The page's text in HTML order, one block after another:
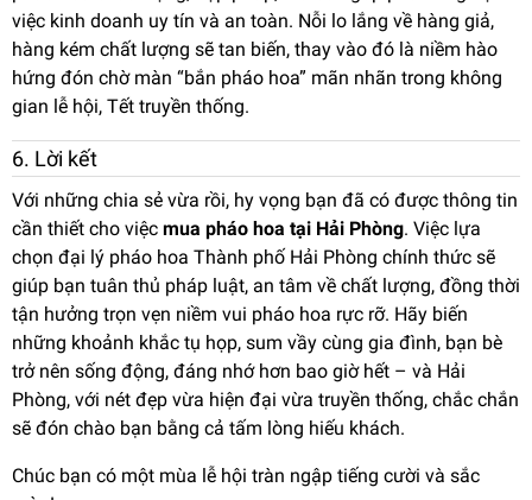
việc kinh doanh uy tín và an toàn. Nỗi lo lắng về hàng giả,
hàng kém chất lượng sẽ tan biến, thay vào đó là niềm hào
hứng đón chờ màn “bắn pháo hoa” mãn nhãn trong không
gian lễ hội, Tết truyền thống.
6. Lời kết
Với những chia sẻ vừa rồi, hy vọng bạn đã có được thông tin
cần thiết cho việc mua pháo hoa tại Hải Phòng. Việc lựa
chọn đại lý pháo hoa Thành phố Hải Phòng chính thức sẽ
giúp bạn tuân thủ pháp luật, an tâm về chất lượng, đồng thời
tận hưởng trọn vẹn niềm vui pháo hoa rực rỡ. Hãy biến
những khoảnh khắc tụ họp, sum vầy cùng gia đình, bạn bè
trở nên sống động, đáng nhớ hơn bao giờ hết – và Hải
Phòng, với nét đẹp vừa hiện đại vừa truyền thống, chắc chắn
sẽ đón chào bạn bằng cả tấm lòng hiếu khách.
Chúc bạn có một mùa lễ hội tràn ngập tiếng cười và sắc